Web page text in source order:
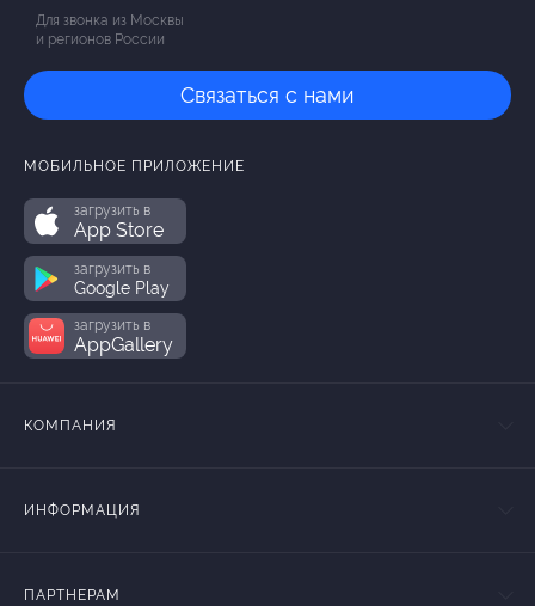
Для звонка из Москвы
и регионов России
Связаться с нами
МОБИЛЬНОЕ ПРИЛОЖЕНИЕ
загрузить в
App Store
загрузить в
Google Play
загрузить в
AppGallery
КОМПАНИЯ
ИНФОРМАЦИЯ
ПАРТНЕРАМ